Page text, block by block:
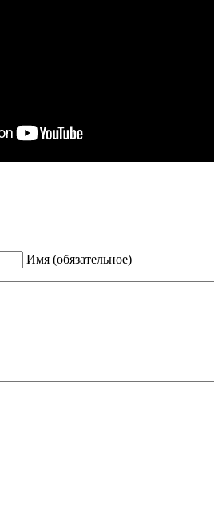
Имя (обязательное)